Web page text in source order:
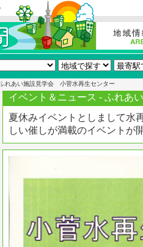
れあい施設見学会 小菅水再生センター
イベント＆ニュース - ふれあ
夏休みイベントとしまして水
しい催しが満載のイベントが